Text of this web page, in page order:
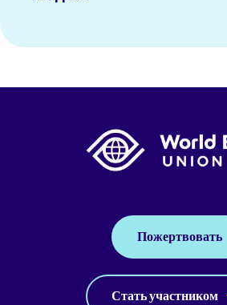
Пожертвовать
Стать участником